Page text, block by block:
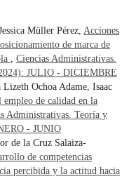
Müller Pérez, Acciones
de marca de
Ciencias Administrativas.
JULIO - DICIEMBRE
Ochoa Adame, Isaac
empleo de calidad en la
Administrativas. Teoría y
- JUNIO
de la Cruz Salaiza-
de competencias
percibida y la actitud hacia